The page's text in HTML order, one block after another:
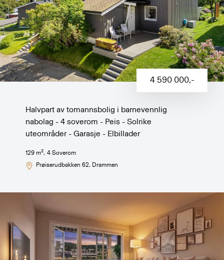
4 590 000,-
Halvpart av tomannsbolig i barnevennlig
nabolag - 4 soverom - Peis - Solrike
uteområder - Garasje - Elbillader
129 m2, 4Soverom
Prøiserudbakken 62, Drammen